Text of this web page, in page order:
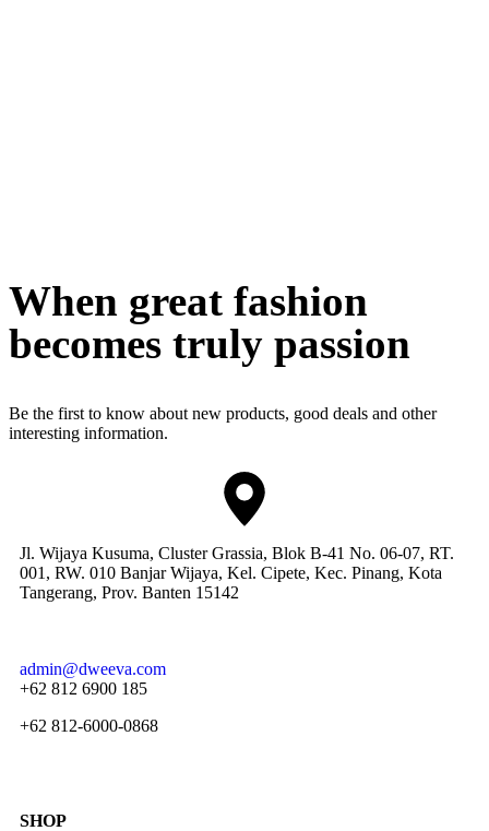
When great fashion
becomes truly passion
Be the first to know about new products, good deals and other
interesting information.
Jl. Wijaya Kusuma, Cluster Grassia, Blok B-41 No. 06-07, RT.
001, RW. 010 Banjar Wijaya, Kel. Cipete, Kec. Pinang, Kota
Tangerang, Prov. Banten 15142
admin@dweeva.com
+62 812 6900 185
+62 812-6000-0868
SHOP